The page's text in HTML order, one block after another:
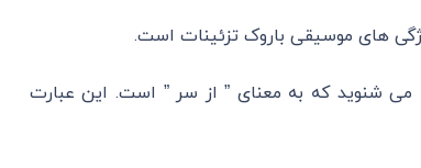
های موسیقی باروک تزئینات است.
می شنوید که به معنای ” از سر ” است. این عبارت